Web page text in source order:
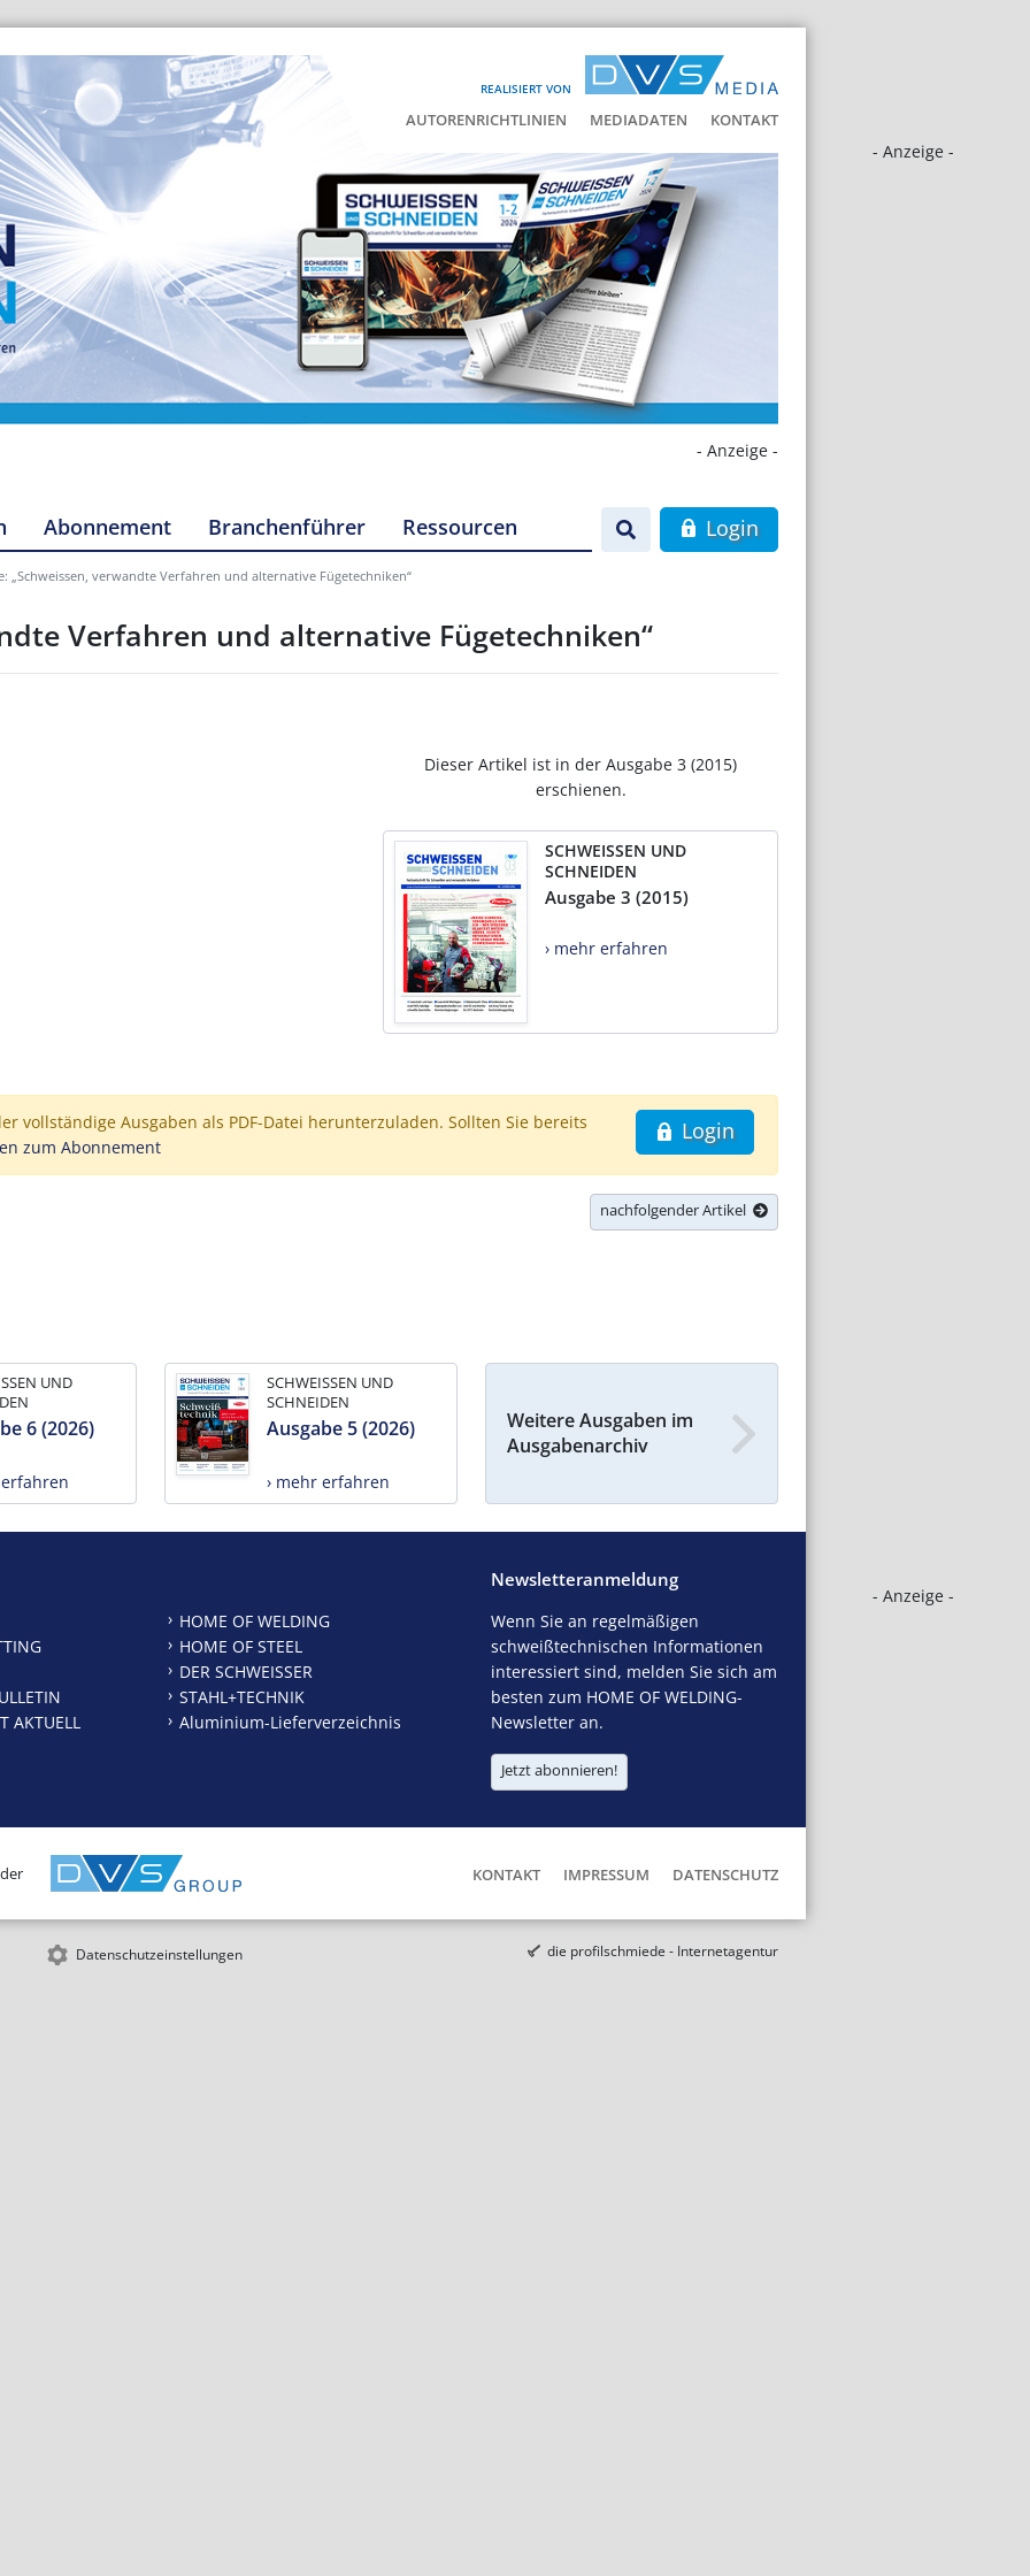
REALISIERT VON
AUTORENRICHTLINIEN MEDIADATEN KONTAKT
- Anzeige -
- Anzeige -
- Anzeige -
Abonnement Branchenführer Ressourcen Login
„Schweissen, verwandte Verfahren und alternative Fügetechniken“
Verfahren und alternative Fügetechniken“
Dieser Artikel ist in der Ausgabe 3 (2015)
erschienen.
SCHWEISSEN UND
SCHNEIDEN
Ausgabe 3 (2015)
› mehr erfahren
Login
vollständige Ausgaben als PDF-Datei herunterzuladen. Sollten Sie bereits
zum Abonnement
nachfolgender Artikel
UND
6 (2026)
SCHWEISSEN UND
SCHNEIDEN
Ausgabe 5 (2026)
› mehr erfahren
Weitere Ausgaben im
Ausgabenarchiv
AKTUELL
HOME OF WELDING
HOME OF STEEL
DER SCHWEISSER
STAHL+TECHNIK
Aluminium-Lieferverzeichnis
Newsletteranmeldung
Wenn Sie an regelmäßigen
schweißtechnischen Informationen
interessiert sind, melden Sie sich am
besten zum HOME OF WELDING-
Newsletter an.
Jetzt abonnieren!
KONTAKT IMPRESSUM DATENSCHUTZ
Datenschutzeinstellungen die profilschmiede - Internetagentur